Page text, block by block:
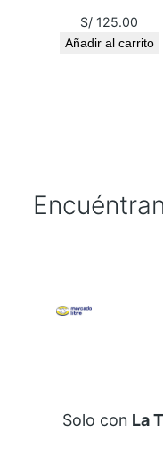
S/ 125.00
Añadir al carrito
Solo con La